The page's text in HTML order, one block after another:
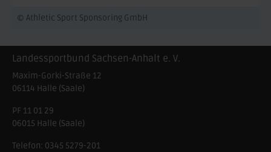
© Athletic Sport Sponsoring GmbH
Landessportbund Sachsen-Anhalt e. V.
Maxim-Gorki-Straße 12
06114 Halle (Saale)
PF 11 01 29
06015 Halle (Saale)
Telefon: 0345 5279-201